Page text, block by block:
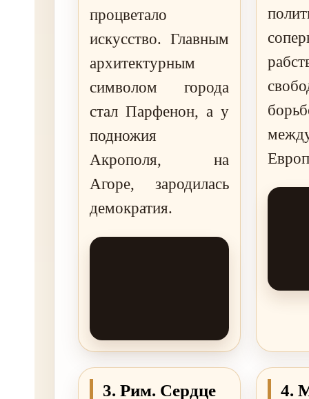
процветало
искусство. Главным
архитектурным
символом города
стал Парфенон, а у
подножия
Акрополя, на
Агоре, зародилась
демократия.
3. Рим. Сердце
4.